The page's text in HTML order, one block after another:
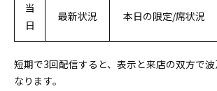
当
日
最新状況 本日の限定/席状況
短期で3回配信すると、表示と来店の双方で
なります。